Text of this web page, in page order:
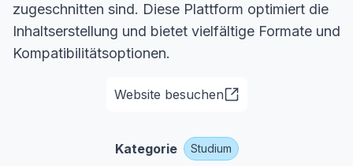
zugeschnitten sind. Diese Plattform optimiert die
Inhaltserstellung und bietet vielfältige Formate und
Kompatibilitätsoptionen.
Website besuchen
Kategorie Studium